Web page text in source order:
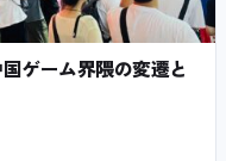
ゲーム界隈の変遷と